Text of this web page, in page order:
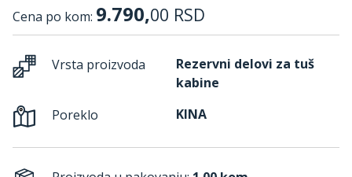
Cena po kom: 9.790,00 RSD
Vrsta proizvoda
Rezervni delovi za tuš
kabine
Poreklo
KINA